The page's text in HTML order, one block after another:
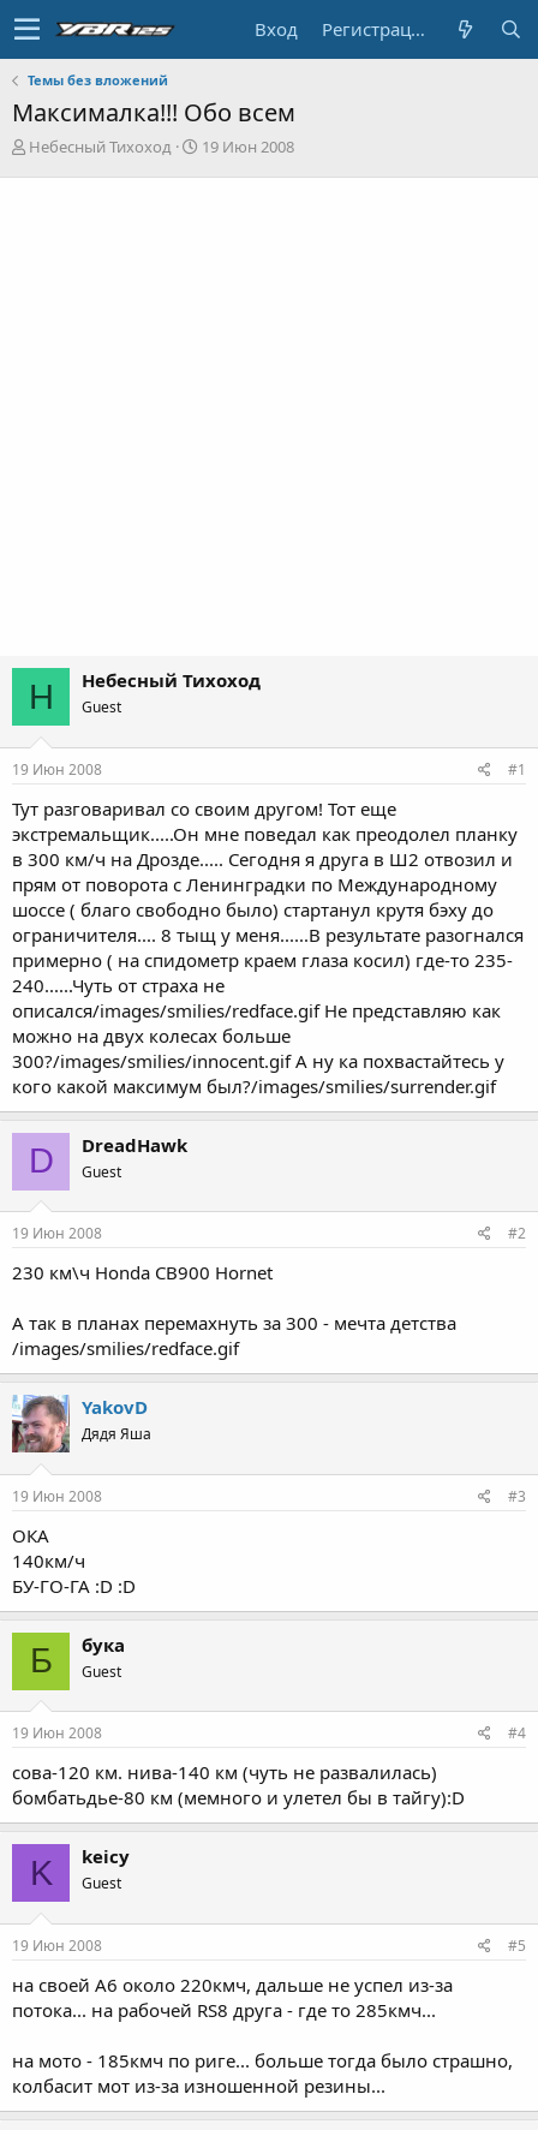
Вход Регистрация
Темы без вложений
Максималка!!! Обо всем
А
Небесный Тихоход
Д
19 Июн 2008
Н Небесный Тихоход
Guest
19 Июн 2008 #1
Тут разговаривал со своим другом! Тот еще
экстремальщик.....Он мне поведал как преодолел планку
в 300 км/ч на Дрозде..... Сегодня я друга в Ш2 отвозил и
прям от поворота с Ленинградки по Международному
шоссе ( благо свободно было) стартанул крутя бэху до
ограничителя.... 8 тыщ у меня......В результате разогнался
примерно ( на спидометр краем глаза косил) где-то 235-
240......Чуть от страха не
описался/images/smilies/redface.gif Не представляю как
можно на двух колесах больше
300?/images/smilies/innocent.gif А ну ка похвастайтесь у
кого какой максимум был?/images/smilies/surrender.gif
D DreadHawk
Guest
19 Июн 2008 #2
230 км\ч Honda CB900 Hornet
А так в планах перемахнуть за 300 - мечта детства
/images/smilies/redface.gif
YakovD
Дядя Яша
19 Июн 2008 #3
ОКА
140км/ч
БУ-ГО-ГА :D :D
Б бука
Guest
19 Июн 2008 #4
сова-120 км. нива-140 км (чуть не развалилась)
бомбатьдье-80 км (мемного и улетел бы в тайгу):D
K keicy
Guest
19 Июн 2008 #5
на своей А6 около 220кмч, дальше не успел из-за
потока... на рабочей RS8 друга - где то 285кмч...
на мото - 185кмч по риге... больше тогда было страшно,
колбасит мот из-за изношенной резины...